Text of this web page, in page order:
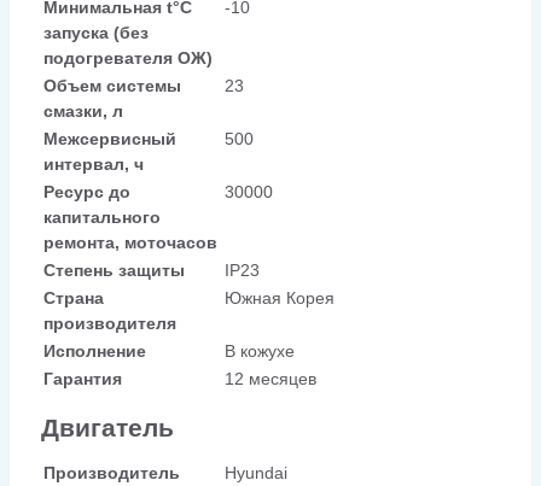
Минимальная t°С
запуска (без
подогревателя ОЖ)
-10
Объем системы
смазки, л
23
Межсервисный
интервал, ч
500
Ресурс до
капитального
ремонта, моточасов
30000
Степень защиты
IP23
Страна
производителя
Южная Корея
Исполнение
В кожухе
Гарантия
12 месяцев
Двигатель
Производитель
Hyundai